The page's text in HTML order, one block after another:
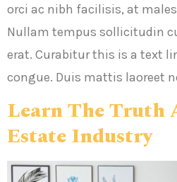
orci ac nibh facilisis, at
Nullam tempus sollicitudin
erat. Curabitur this is a text
congue. Duis mattis laoreet
Learn The Truth
Estate Industry